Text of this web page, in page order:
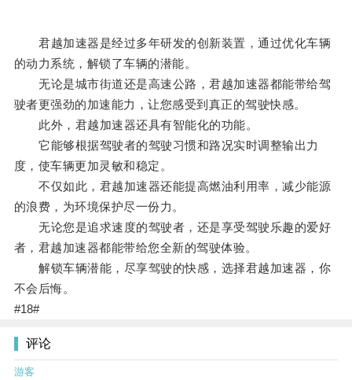
君越加速器是经过多年研发的创新装置，通过优化车辆
的动力系统，解锁了车辆的潜能。
无论是城市街道还是高速公路，君越加速器都能带给驾
驶者更强劲的加速能力，让您感受到真正的驾驶快感。
此外，君越加速器还具有智能化的功能。
它能够根据驾驶者的驾驶习惯和路况实时调整输出力
度，使车辆更加灵敏和稳定。
不仅如此，君越加速器还能提高燃油利用率，减少能源
的浪费，为环境保护尽一份力。
无论您是追求速度的驾驶者，还是享受驾驶乐趣的爱好
者，君越加速器都能带给您全新的驾驶体验。
解锁车辆潜能，尽享驾驶的快感，选择君越加速器，你
不会后悔。
#18#
评论
游客